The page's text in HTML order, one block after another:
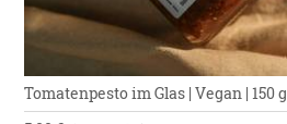
Tomatenpesto im Glas | Vegan | 150 g